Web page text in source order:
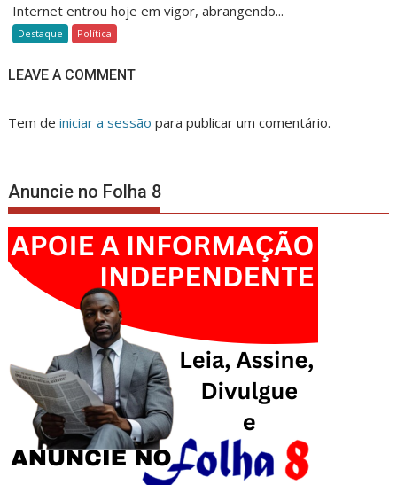
Internet entrou hoje em vigor, abrangendo...
Destaque Política
LEAVE A COMMENT
Tem deiniciar a sessão para publicar um comentário.
Anuncie no Folha 8